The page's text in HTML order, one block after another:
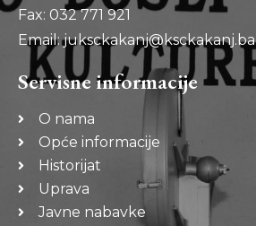
Fax: 032 771 921
Email: juksckakanj@ksckakanj.ba
Servisne informacije
O nama
Opće informacije
Historijat
Uprava
Javne nabavke